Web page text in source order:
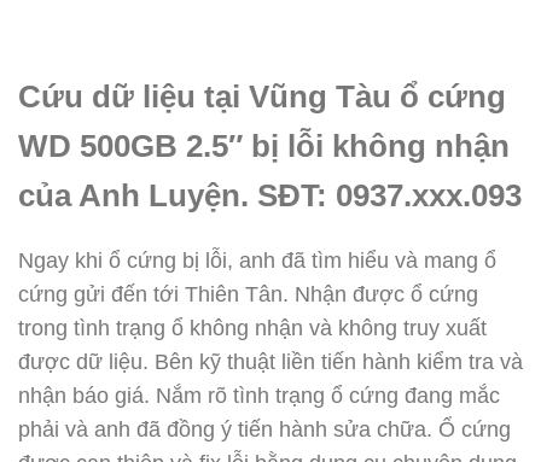
Cứu dữ liệu tại Vũng Tàu ổ cứng
WD 500GB 2.5″ bị lỗi không nhận
của Anh Luyện. SĐT: 0937.xxx.093
Ngay khi ổ cứng bị lỗi, anh đã tìm hiểu và mang ổ
cứng gửi đến tới Thiên Tân. Nhận được ổ cứng
trong tình trạng ổ không nhận và không truy xuất
được dữ liệu. Bên kỹ thuật liền tiến hành kiểm tra và
nhận báo giá. Nắm rõ tình trạng ổ cứng đang mắc
phải và anh đã đồng ý tiến hành sửa chữa. Ổ cứng